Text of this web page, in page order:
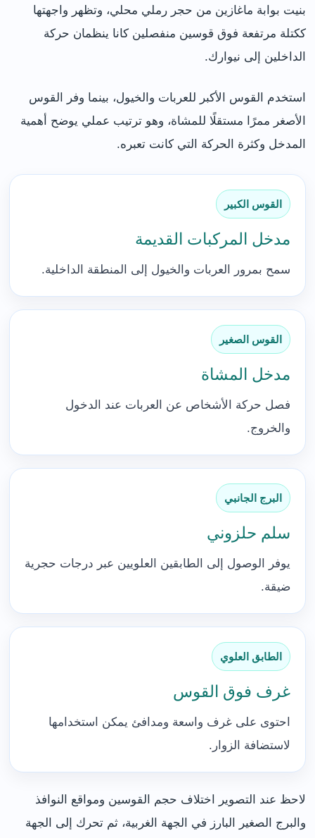
بنيت بوابة ماغازين من حجر رملي محلي، وتظهر واجهتها
ككتلة مرتفعة فوق قوسين منفصلين كانا ينظمان حركة
الداخلين إلى نيوارك.
استخدم القوس الأكبر للعربات والخيول، بينما وفر القوس
الأصغر ممرًا مستقلًا للمشاة، وهو ترتيب عملي يوضح أهمية
المدخل وكثرة الحركة التي كانت تعبره.
القوس الكبير
مدخل المركبات القديمة
سمح بمرور العربات والخيول إلى المنطقة الداخلية.
القوس الصغير
مدخل المشاة
فصل حركة الأشخاص عن العربات عند الدخول
والخروج.
البرج الجانبي
سلم حلزوني
يوفر الوصول إلى الطابقين العلويين عبر درجات حجرية
ضيقة.
الطابق العلوي
غرف فوق القوس
احتوى على غرف واسعة ومدافئ يمكن استخدامها
لاستضافة الزوار.
لاحظ عند التصوير اختلاف حجم القوسين ومواقع النوافذ
والبرج الصغير البارز في الجهة الغربية، ثم تحرك إلى الجهة